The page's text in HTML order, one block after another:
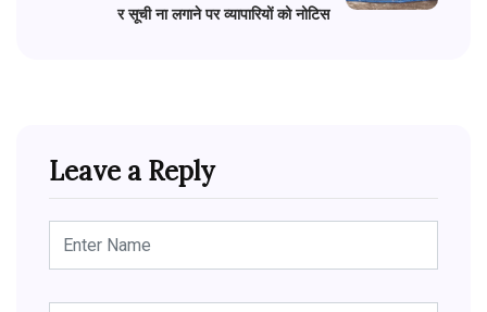
र सूची ना लगाने पर व्यापारियों को नोटिस
Leave a Reply